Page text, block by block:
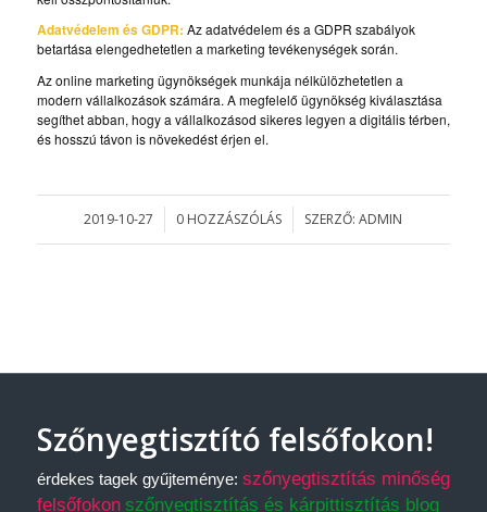
Adatvédelem és GDPR: Az adatvédelem és a GDPR szabályok
betartása elengedhetetlen a marketing tevékenységek során.
Az online marketing ügynökségek munkája nélkülözhetetlen a
modern vállalkozások számára. A megfelelő ügynökség kiválasztása
segíthet abban, hogy a vállalkozásod sikeres legyen a digitális térben,
és hosszú távon is növekedést érjen el.
2019-10-27
/ 0 HOZZÁSZÓLÁS
/ SZERZŐ:ADMIN
Szőnyegtisztító felsőfokon!
érdekes tagek gyűjteménye: szőnyegtisztítás minőség
felsőfokon szőnyegtisztítás és kárpittisztítás blog